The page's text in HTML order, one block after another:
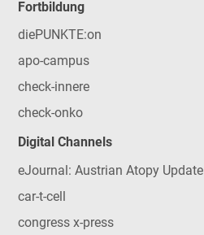
Fortbildung
diePUNKTE:on
apo-campus
check-innere
check-onko
Digital Channels
eJournal: Austrian Atopy Update
car-t-cell
congress x-press